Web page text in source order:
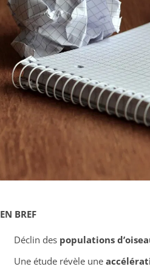
EN BREF
Déclin des populations
Une étude révèle une